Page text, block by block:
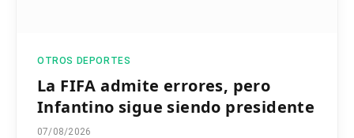
OTROS DEPORTES
La FIFA admite errores, pero
Infantino sigue siendo presidente
07/08/2026